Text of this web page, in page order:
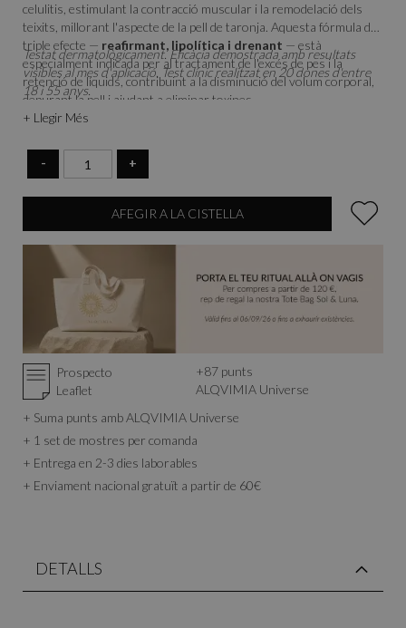
celulitis, estimulant la contracció muscular i la remodelació dels
teixits, millorant l'aspecte de la pell de taronja. Aquesta fórmula de
triple efecte — reafirmant, lipolítica i drenant — està
especialment indicada per al tractament de l'excés de pes i la
retenció de líquids, contribuint a la disminució del volum corporal,
depurant la pell i ajudant a eliminar toxines.
Testat dermatològicament. Eficàcia demostrada amb resultats
visibles al mes d'aplicació. Test clínic realitzat en 20 dones d'entre
18 i 55 anys.
+ Llegir Més
- +
AFEGIR A LA CISTELLA
Prospecto
Leaflet
+87 punts
ALQVIMIA Universe
+ Suma punts amb ALQVIMIA Universe
+ 1 set de mostres per comanda
+ Entrega en 2-3 dies laborables
+ Enviament nacional gratuït a partir de 60€
DETALLS